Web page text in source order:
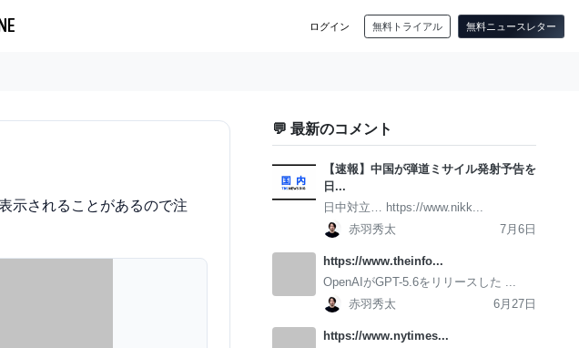
ログイン 無料トライアル 無料ニュースレター
示されることがあるので注
💬 最新のコメント
【速報】中国が弾道ミサイル発射予告を
日...
日中対立… https://www.nikk...
赤羽秀太
7月6日
https://www.theinfo...
OpenAIがGPT-5.6をリリースした ...
赤羽秀太
6月27日
https://www.nytimes...